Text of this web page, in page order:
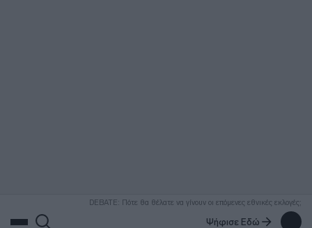
DEBATE: Πότε θα θέλατε να γίνουν οι επόμενες εθνικές εκλογές;
Ψήφισε Εδώ